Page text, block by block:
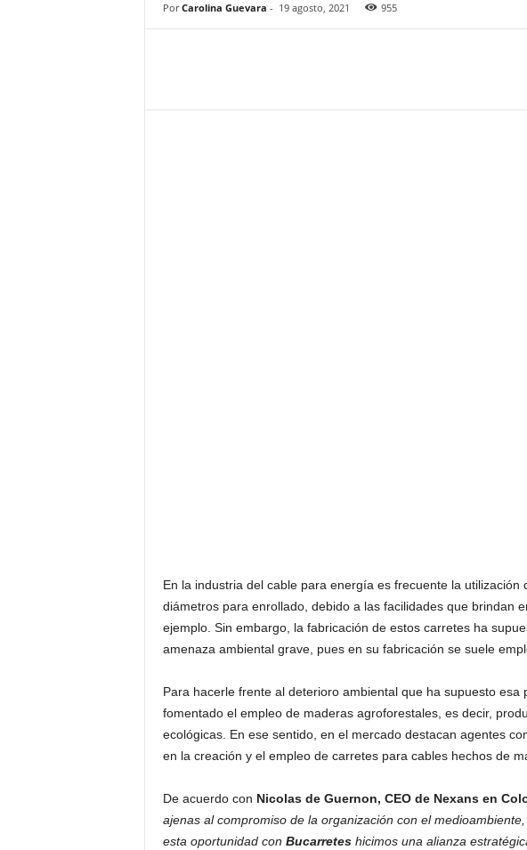
Por Carolina Guevara - 19 agosto, 2021 955
En la industria del cable para energía es frecuente la
diámetros para enrollado, debido a las facilidades que brindan
ejemplo. Sin embargo, la fabricación de estos carretes ha
amenaza ambiental grave, pues en su fabricación se suele
Para hacerle frente al deterioro ambiental que ha supuesto esa
fomentado el empleo de maderas agroforestales, es decir,
ecológicas. En ese sentido, en el mercado destacan agentes
en la creación y el empleo de carretes para cables hechos de
De acuerdo con Nicolas de Guernon, CEO de Nexans en
ajenas al compromiso de la organización con el
esta oportunidad con Bucarreteshicimos una alianza